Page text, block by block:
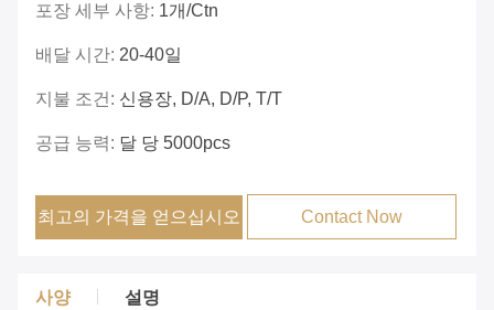
포장 세부 사항: 1개/ctn
배달 시간: 20-40일
지불 조건: 신용장, D/A, D/P, T/T
공급 능력: 달 당 5000pcs
최고의 가격을 얻으십시오 Contact Now
사양 설명